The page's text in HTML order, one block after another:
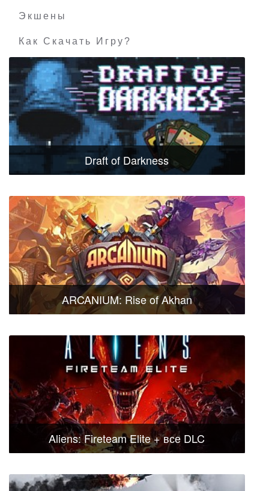
Экшены
Как Скачать Игру?
Draft of Darkness
ARCANIUM: Rise of Akhan
Aliens: Fireteam Elite + все DLC